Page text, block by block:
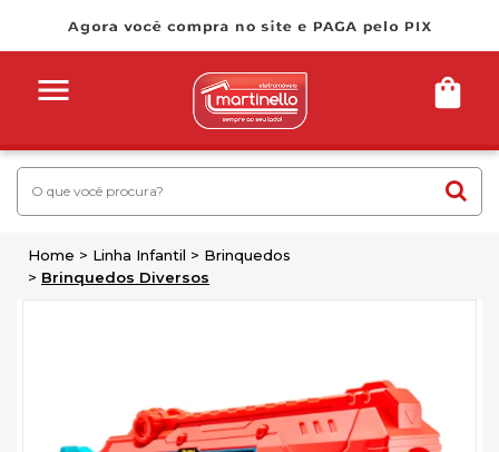
Home Linha Infantil
Brinquedos
Brinquedos Diversos